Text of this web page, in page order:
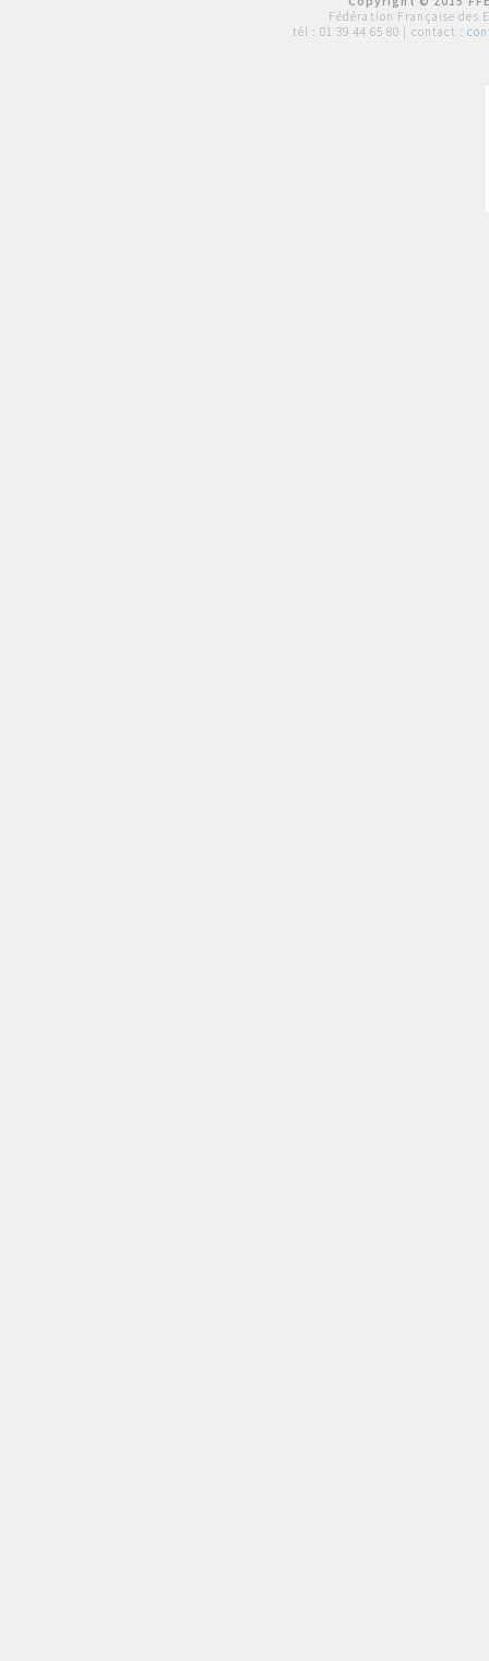
Fédération Française des
tél : 01 39 44 65 80 | contact :